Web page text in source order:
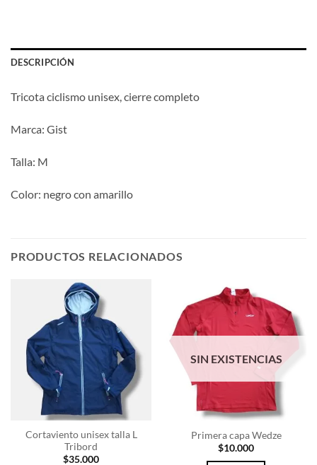
DESCRIPCIÓN
Tricota ciclismo unisex, cierre completo
Marca: Gist
Talla: M
Color: negro con amarillo
PRODUCTOS RELACIONADOS
Cortaviento unisex talla L
Tribord
$35.000
SIN EXISTENCIAS
Primera capa Wedze
$10.000